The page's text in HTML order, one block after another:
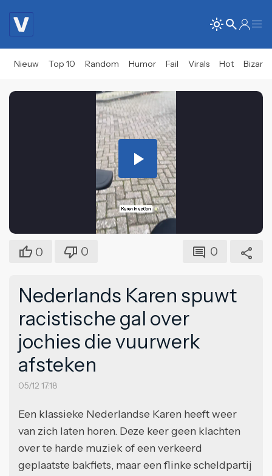
Nieuw Top 10 Random Humor Fail Virals Hot Bizar
Play
Video
0 0 0
Nederlands Karen spuwt
racistische gal over
jochies die vuurwerk
afsteken
05/12 17:18
Een klassieke Nederlandse Karen heeft weer
van zich laten horen. Deze keer geen klachten
over te harde muziek of een verkeerd
geplaatste bakfiets, maar een flinke scheldpartij